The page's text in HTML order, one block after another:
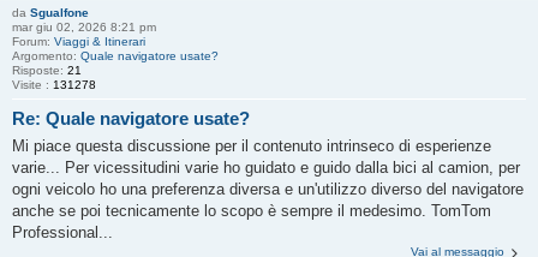
da Sgualfone
mar giu 02, 2026 8:21 pm
Forum: Viaggi & Itinerari
Argomento: Quale navigatore usate?
Risposte: 21
Visite : 131278
Re: Quale navigatore usate?
Mi piace questa discussione per il contenuto intrinseco di esperienze
varie... Per vicessitudini varie ho guidato e guido dalla bici al camion, per
ogni veicolo ho una preferenza diversa e un'utilizzo diverso del navigatore
anche se poi tecnicamente lo scopo è sempre il medesimo. TomTom
Professional...
Vai al messaggio